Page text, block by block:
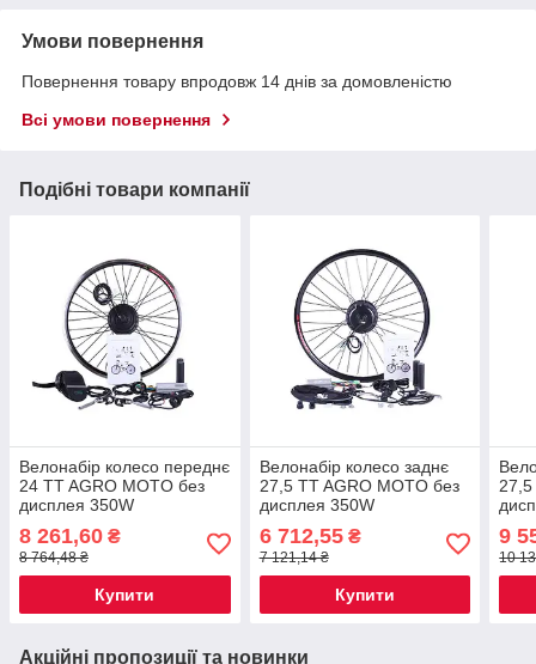
Умови повернення
Повернення товару впродовж 14 днів за домовленістю
Всі умови повернення
Подібні товари компанії
Велонабір колесо переднє
24 TT AGRO MOTO без
дисплея 350W
8 261,60 ₴
8 764,48 ₴
Купити
Велонабір колесо заднє
27,5 TT AGRO MOTO без
дисплея 350W
6 712,55₴
7 121,14 ₴
Купити
27,5
9
10
Акційні пропозиції та новинки